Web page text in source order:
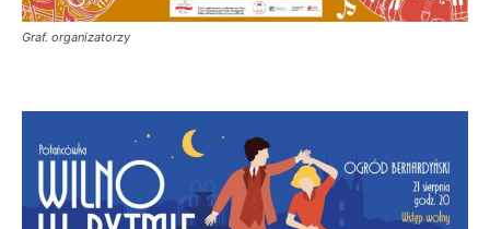
Graf. organizatorzy